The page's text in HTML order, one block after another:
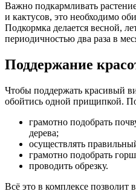
Важно подкармливать
и кактусов, это необходимо
Подкормка делается весной,
периодичностью два раза в
Поддержание
Чтобы поддержать красивый
обойтись одной прищипкой.
грамотно подобрать
дерева;
осуществлять
грамотно подобрать
проводить обрезку.
Всё это в комплексе позволит